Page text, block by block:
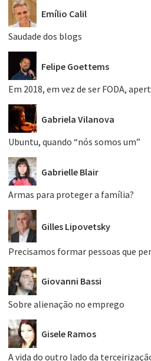
Emílio Calil
Saudade dos blogs
Felipe Goettems
Em 2018, em vez de ser FODA,
Gabriela Vilanova
Ubuntu, quando “nós somos um”
Gabrielle Blair
Armas para proteger a família?
Gilles Lipovetsky
Precisamos formar pessoas que
Giovanni Bassi
Sobre alienação no emprego
Gisele Ramos
A vida do outro lado da